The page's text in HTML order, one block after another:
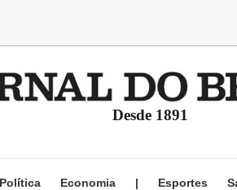
Desde 1891
Política Economia | Esportes